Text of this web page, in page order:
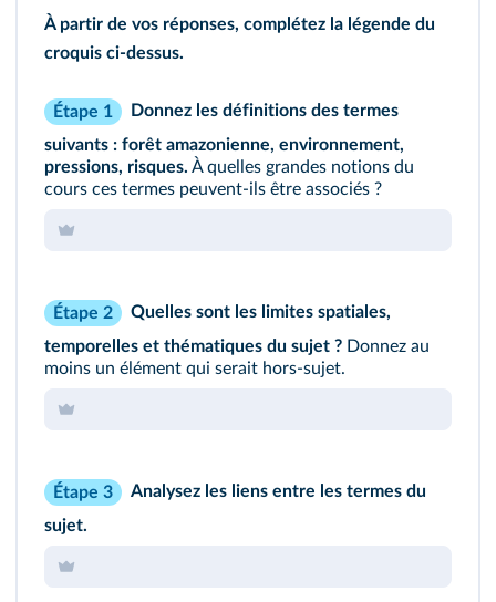
À partir de vos réponses, complétez la légende du
croquis ci-dessus.
Étape 1
Donnez les définitions des termes
suivants : forêt amazonienne, environnement,
pressions, risques. À quelles grandes notions du
cours ces termes peuvent‑ils être associés ?
Étape 2
Quelles sont les limites spatiales,
temporelles et thématiques du sujet ? Donnez au
moins un élément qui serait hors‑sujet.
Étape 3
Analysez les liens entre les termes du
sujet.